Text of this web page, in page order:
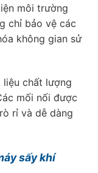
môi trường
chỉ bảo vệ các
không gian sử
chất lượng
mối nối được
rỉ và dễ dàng
sấy khí